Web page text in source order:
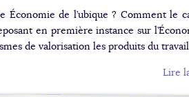
Économie de l’ubique ? Comment le
en première instance sur
de valorisation les produits du
Lire